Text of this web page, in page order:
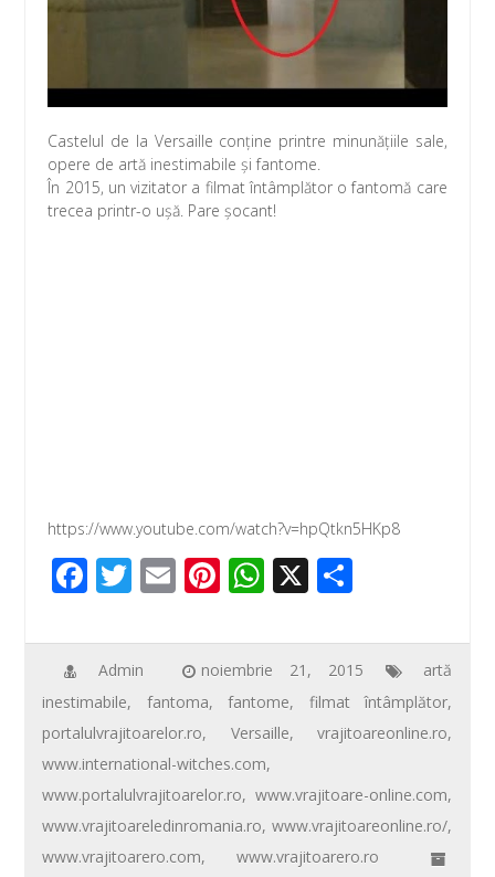
Castelul de la Versaille conţine printre minunăţiile sale,
opere de artă inestimabile şi fantome.
În 2015, un vizitator a filmat întâmplător o fantomă care
trecea printr-o uşă. Pare şocant!
https://www.youtube.com/watch?v=hpQtkn5HKp8
F
e
b
o
o
k
T
tt
er
E
ail
Pi
er
e
st
W
at
s
A
p
p
X
ta
je
az
ă
Admin noiembrie 21, 2015
artă
inestimabile, fantoma,fantome, filmat întâmplător,
portalulvrajitoarelor.ro, Versaille,vrajitoareonline.ro,
www.international-witches.com,
www.portalulvrajitoarelor.ro,www.vrajitoare-online.com,
www.vrajitoareledinromania.ro,www.vrajitoareonline.ro/,
www.vrajitoarero.com, www.vrajitoarero.ro